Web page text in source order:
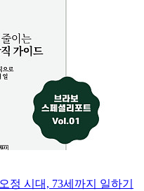
정 시대, 73세까지 일하기